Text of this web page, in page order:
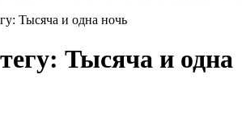
Тысяча и одна ночь
Тысяча и одна